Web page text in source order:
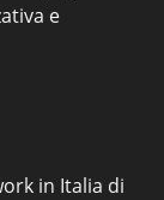
e
in Italia di